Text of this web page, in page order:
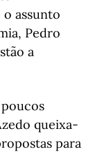
assunto
Pedro
a
queixa-
para